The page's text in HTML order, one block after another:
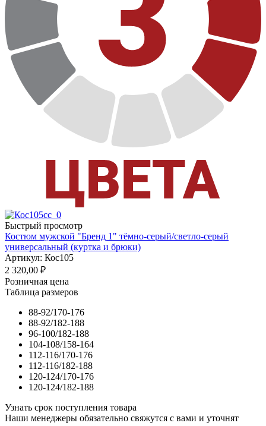
Быстрый просмотр
Костюм мужской "Бренд 1" тёмно-серый/светло-серый
универсальный (куртка и брюки)
Артикул: Кос105
2 320,00 ₽
Розничная цена
Таблица размеров
88-92/170-176
88-92/182-188
96-100/182-188
104-108/158-164
112-116/170-176
112-116/182-188
120-124/170-176
120-124/182-188
Узнать срок поступления товара
Наши менеджеры обязательно свяжутся с вами и уточнят